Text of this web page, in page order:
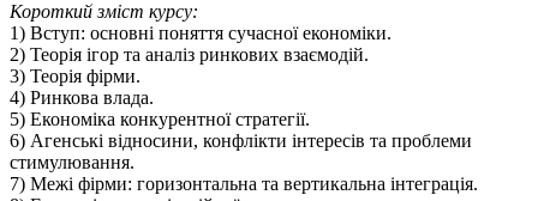
Короткий зміст курсу:
1) Вступ: основні поняття сучасної економіки.
2) Теорія ігор та аналіз ринкових взаємодій.
3) Теорія фірми.
4) Ринкова влада.
5) Економіка конкурентної стратегії.
6) Агенські відносини, конфлікти інтересів та проблеми
стимулювання.
7) Межі фірми: горизонтальна та вертикальна інтеграція.